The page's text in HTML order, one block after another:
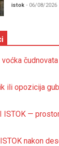
istok - 06/08/2026
voćka čudnovata
ili opozicija
ISTOK —
nakon